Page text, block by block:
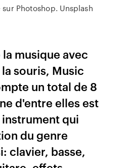
Photoshop. Unsplash
musique avec
souris, Music
un total de 8
d'entre elles est
qui
du genre
clavier, basse,